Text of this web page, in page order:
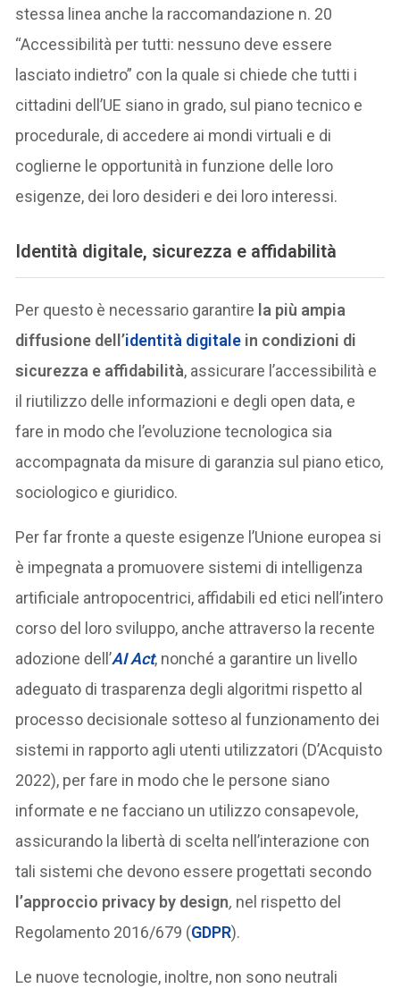
stessa linea anche la raccomandazione n. 20
“Accessibilità per tutti: nessuno deve essere
lasciato indietro” con la quale si chiede che tutti i
cittadini dell’UE siano in grado, sul piano tecnico e
procedurale, di accedere ai mondi virtuali e di
coglierne le opportunità in funzione delle loro
esigenze, dei loro desideri e dei loro interessi.
Identità digitale, sicurezza e affidabilità
Per questo è necessario garantire la più ampia
diffusione dell’identità digitale in condizioni di
sicurezza e affidabilità, assicurare l’accessibilità e
il riutilizzo delle informazioni e degli open data, e
fare in modo che l’evoluzione tecnologica sia
accompagnata da misure di garanzia sul piano etico,
sociologico e giuridico.
Per far fronte a queste esigenze l’Unione europea si
è impegnata a promuovere sistemi di intelligenza
artificiale antropocentrici, affidabili ed etici nell’intero
corso del loro sviluppo, anche attraverso la recente
adozione dell’AI Act, nonché a garantire un livello
adeguato di trasparenza degli algoritmi rispetto al
processo decisionale sotteso al funzionamento dei
sistemi in rapporto agli utenti utilizzatori (D’Acquisto
2022), per fare in modo che le persone siano
informate e ne facciano un utilizzo consapevole,
assicurando la libertà di scelta nell’interazione con
tali sistemi che devono essere progettati secondo
l’approccio privacy by design, nel rispetto del
Regolamento 2016/679 (GDPR).
Le nuove tecnologie, inoltre, non sono neutrali